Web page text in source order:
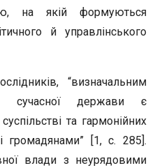
на якій формуються
й управлінського
“визначальним
сучасної держави є
та гармонійних
[1, с. 285].
влади з неурядовими